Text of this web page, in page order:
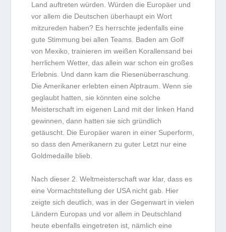
Land auftreten würden. Würden die Europäer und
vor allem die Deutschen überhaupt ein Wort
mitzureden haben? Es herrschte jedenfalls eine
gute Stimmung bei allen Teams. Baden am Golf
von Mexiko, trainieren im weißen Korallensand bei
herrlichem Wetter, das allein war schon ein großes
Erlebnis. Und dann kam die Riesenüberraschung.
Die Amerikaner erlebten einen Alptraum. Wenn sie
geglaubt hatten, sie könnten eine solche
Meisterschaft im eigenen Land mit der linken Hand
gewinnen, dann hatten sie sich gründlich
getäuscht. Die Europäer waren in einer Superform,
so dass den Amerikanern zu guter Letzt nur eine
Goldmedaille blieb.
Nach dieser 2. Weltmeisterschaft war klar, dass es
eine Vormachtstellung der USA nicht gab. Hier
zeigte sich deutlich, was in der Gegenwart in vielen
Ländern Europas und vor allem in Deutschland
heute ebenfalls eingetreten ist, nämlich eine